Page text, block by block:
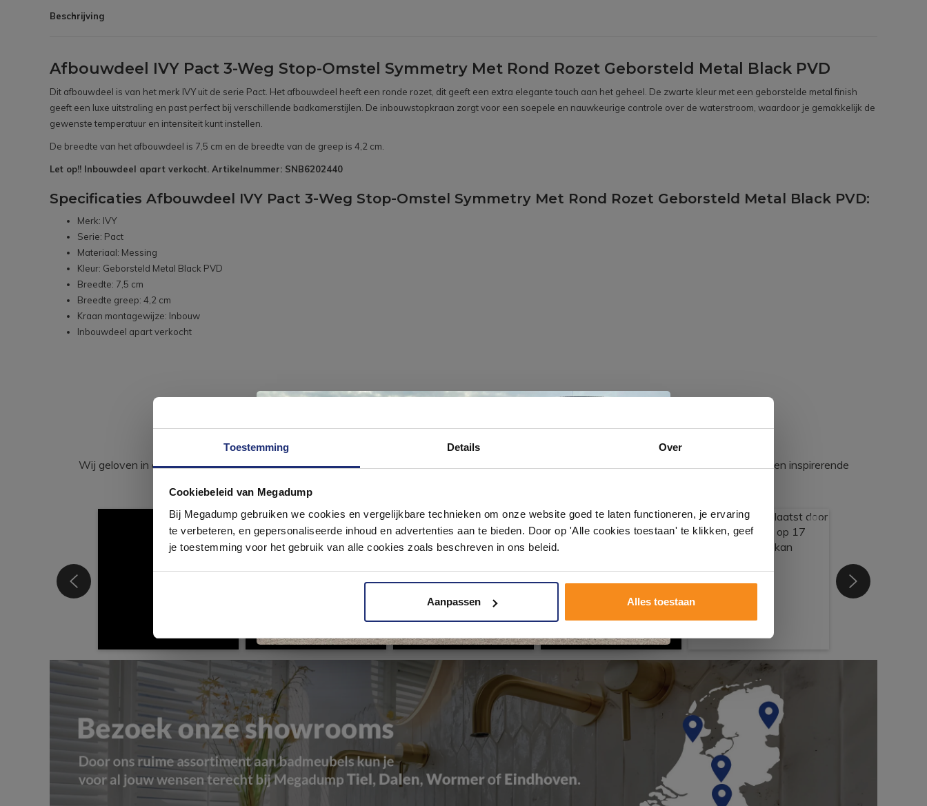
Toestemming Details Over
Cookiebeleid van Megadump
Bij Megadump gebruiken we cookies en vergelijkbare technieken om onze website goed te laten functioneren, je ervaring
te verbeteren, en gepersonaliseerde inhoud en advertenties aan te bieden. Door op 'Alle cookies toestaan' te klikken, geef
je toestemming voor het gebruik van alle cookies zoals beschreven in ons beleid.
Aanpassen Alles toestaan
Beschrijving
Afbouwdeel IVY Pact 3-Weg Stop-Omstel Symmetry Met Rond Rozet Geborsteld Metal Black PVD
Dit afbouwdeel is van het merk IVY uit de serie Pact. Het afbouwdeel heeft een ronde rozet, dit geeft een extra elegante touch aan het geheel. De zwarte kleur met een geborstelde metal finish
geeft een luxe uitstraling en past perfect bij verschillende badkamerstijlen. De inbouwstopkraan zorgt voor een soepele en nauwkeurige controle over de waterstroom, waardoor je gemakkelijk de
gewenste temperatuur en intensiteit kunt instellen.
De breedte van het afbouwdeel is 7,5 cm en de breedte van de greep is 4,2 cm.
Let op!! Inbouwdeel apart verkocht. Artikelnummer: SNB6202440
Specificaties Afbouwdeel IVY Pact 3-Weg Stop-Omstel Symmetry Met Rond Rozet Geborsteld Metal Black PVD:
Merk: IVY
Serie: Pact
Materiaal: Messing
Kleur: Geborsteld Metal Black PVD
Breedte: 7,5 cm
Breedte greep: 4,2 cm
Kraan montagewijze: Inbouw
Inbouwdeel apart verkocht
#mijndroombadkamer
Wij geloven in de kracht van delen. Deel jouw badkamer op Instagram met #mijndroombadkamer en tag @megadumpnl. Samen bouwen we een inspirerende
Ontdek 21 complete badkamers in onze
Laat je inspireren door 21 volledig ingerichte badkameropstellingen – van
compact tot luxe. Onze ervaren adviseurs helpen je persoonlijk, en je vindt tegels
& sanitair direct uit voorraad. Gratis parkeren op eigen terrein.
Kom langs en ervaar zelf het verschil!